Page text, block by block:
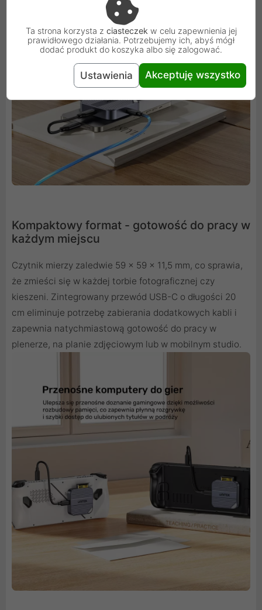
Kompaktowy format - gotowość do pracy w
każdym miejscu
Czytnik mierzy zaledwie 59 × 59 × 11,5 mm, co sprawia,
że zmieści się w każdej torbie fotograficznej czy
kieszeni. Zintegrowany przewód USB-C o długości 20
cm eliminuje potrzebę zabierania dodatkowych kabli i
zapewnia natychmiastową gotowość do pracy w
plenerze, na planie zdjęciowym lub w mobilnym studio.
Ta strona korzysta z ciasteczek w celu zapewnienia jej
prawidłowego działania. Potrzebujemy ich, abyś mógł
dodać produkt do koszyka albo się zalogować.
Ustawienia Akceptuję wszystko